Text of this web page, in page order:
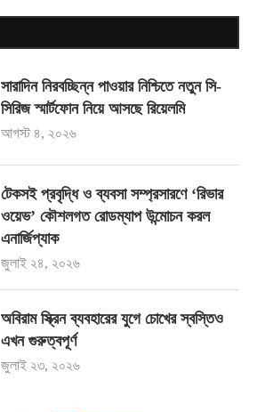
সারাদিন নিরবচ্ছিন্ন পাওয়ার নিশ্চিতে নতুন সি-
সিরিজ স্মার্টফোন নিয়ে আসছে রিয়েলমি
আগস্ট ৪, ২০২৬
টেকসই প্রবৃদ্ধি ও ব্যবসা সম্প্রসারণে ‘রিভার
ওয়েভ’ কৌশলগত রোডম্যাপ উন্মোচন করল
এনার্জিপ্যাক
জুলাই ২৪, ২০২৬
অবিরাম স্ক্রিন ব্যবহারের যুগে চোখের স্বস্তিও
এখন গুরুত্বপূর্ণ
জুলাই ২৩, ২০২৬